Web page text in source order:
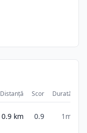
Distanță Scor Durată
0.9 km 0.9 1m